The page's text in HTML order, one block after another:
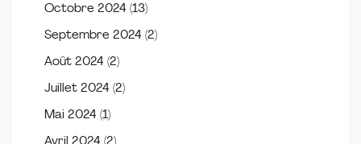
Octobre 2024 (13)
Septembre 2024 (2)
Août 2024 (2)
Juillet 2024 (2)
Mai 2024 (1)